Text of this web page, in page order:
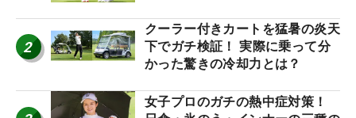
2
クーラー付きカートを猛暑の炎天
下でガチ検証！ 実際に乗って分
かった驚きの冷却力とは？
女子プロのガチの熱中症対策！